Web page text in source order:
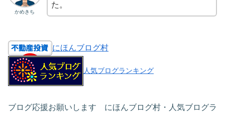
かめきち
た。
にほんブログ村
人気ブログランキング
ブログ応援お願いします にほんブログ村・人気ブログラ